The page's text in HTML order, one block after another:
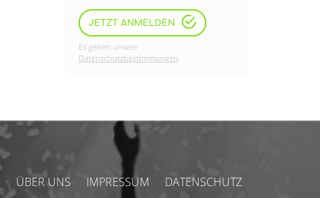
JETZT ANMELDEN
Es gelten unsere
Datenschutzbestimmungen.
ÜBER UNS IMPRESSUM DATENSCHUTZ